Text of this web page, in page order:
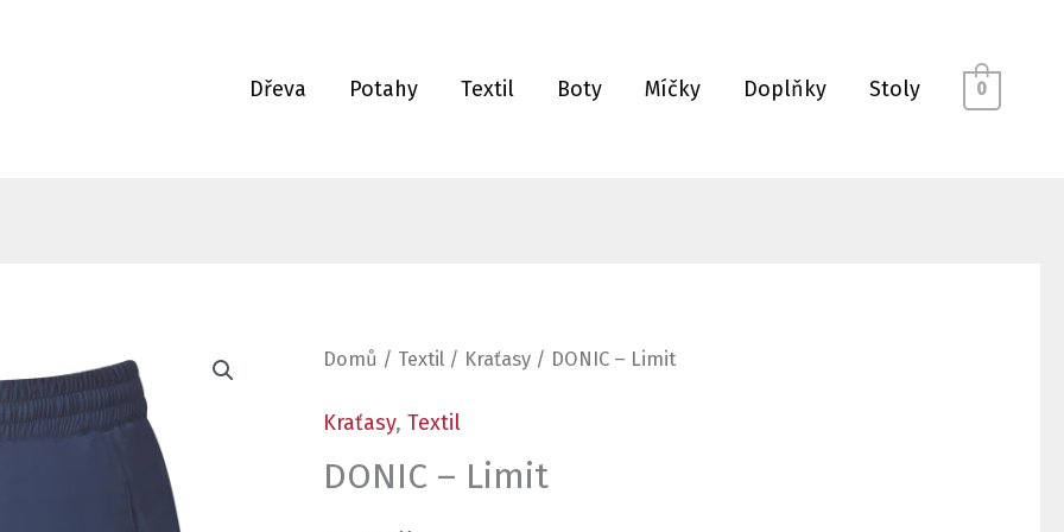
Dřeva Potahy Textil Boty Míčky Doplňky Stoly 0
Domů / Textil/ Kraťasy/ DONIC – Limit
Kraťasy, Textil
DONIC – Limit
DONIC
-
Limit